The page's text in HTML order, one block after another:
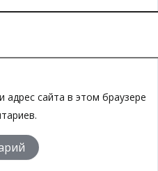
сайта в этом браузере